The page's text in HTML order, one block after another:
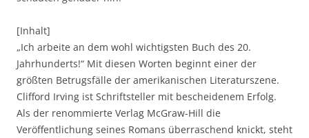
[Inhalt]
„Ich arbeite an dem wohl wichtigsten Buch des 20.
Jahrhunderts!“ Mit diesen Worten beginnt einer der
größten Betrugsfälle der amerikanischen Literaturszene.
Clifford Irving ist Schriftsteller mit bescheidenem Erfolg.
Als der renommierte Verlag McGraw-Hill die
Veröffentlichung seines Romans überraschend knickt, steht